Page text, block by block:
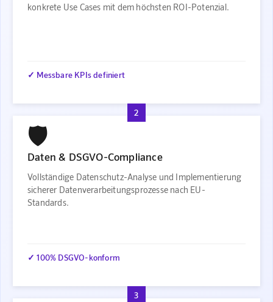
konkrete Use Cases mit dem höchsten ROI-Potenzial.
✓ Messbare KPIs definiert
2
🛡️
Daten & DSGVO-Compliance
Vollständige Datenschutz-Analyse und Implementierung
sicherer Datenverarbeitungsprozesse nach EU-
Standards.
✓ 100% DSGVO-konform
3